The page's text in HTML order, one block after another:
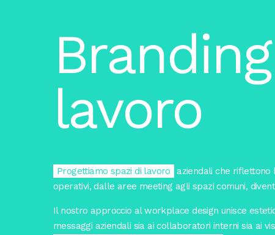
lavoro
Progettiamo spazi di lavoro
aziendali che riflettono
operativi, dalle aree meeting agli spazi comuni,
Il nostro approccio al workplace design unisce
messaggi aziendali sia ai collaboratori interni sia ai